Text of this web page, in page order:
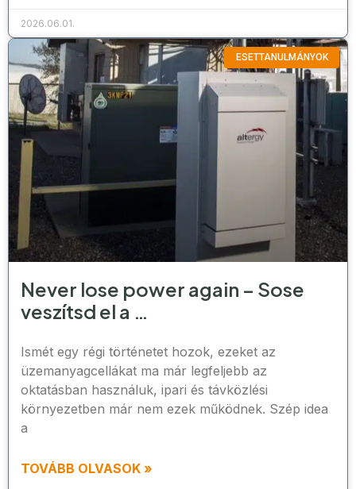
2026.06.01.
ESETTANULMÁNYOK
Never lose power again – Sose
veszítsd el a …
Ismét egy régi történetet hozok, ezeket az
üzemanyagcellákat ma már legfeljebb az
oktatásban használuk, ipari és távközlési
környezetben már nem ezek működnek. Szép idea
a
TOVÁBB OLVASOK »